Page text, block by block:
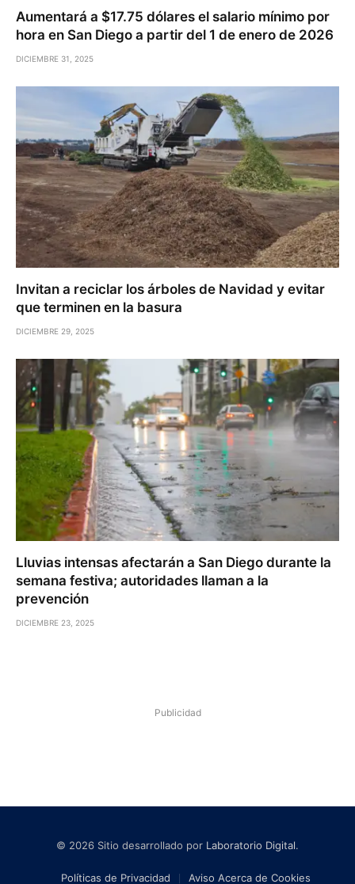
Aumentará a $17.75 dólares el salario mínimo por
hora en San Diego a partir del 1 de enero de 2026
DICIEMBRE 31, 2025
Invitan a reciclar los árboles de Navidad y evitar
que terminen en la basura
DICIEMBRE 29, 2025
Lluvias intensas afectarán a San Diego durante la
semana festiva; autoridades llaman a la
prevención
DICIEMBRE 23, 2025
Publicidad
© 2026 Sitio desarrollado por Laboratorio Digital.
Políticas de Privacidad Aviso Acerca de Cookies